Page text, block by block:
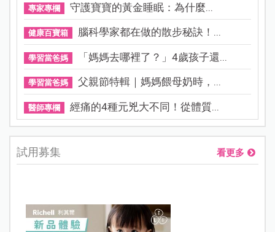
專家專欄 守護寶寶的黃金睡眠：為什麼...
健康百寶箱 腦科學家都在做的散步秘訣！...
學習當爸媽 「媽媽去哪裡了？」4歲孩子還...
學習當爸媽 父親節特輯｜媽媽餵母奶時，...
醫師專欄 經痛的4種元兇大不同！從體質...
試用募集 看更多